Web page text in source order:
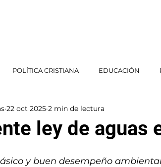
POLÍTICA CRISTIANA EDUCACIÓN
ley de aguas
22 oct 2025 2 min de lectura
y buen desempeño